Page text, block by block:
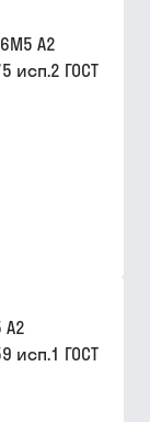
A2
исп.2 ГОСТ
исп.1 ГОСТ